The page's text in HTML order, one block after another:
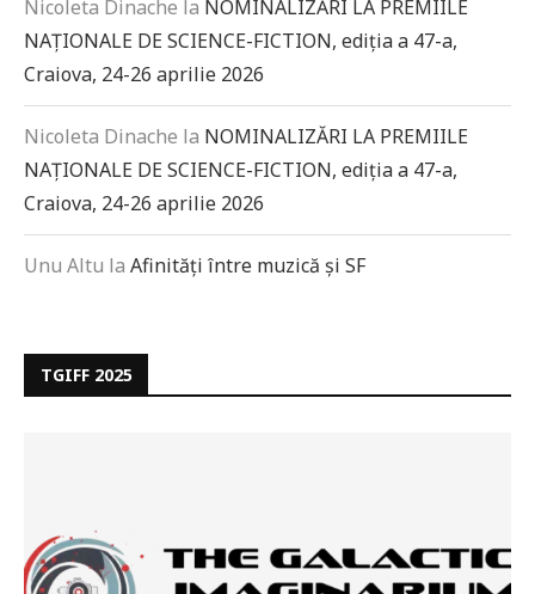
Nicoleta Dinache la NOMINALIZĂRI LA PREMIILE
NAȚIONALE DE SCIENCE-FICTION, ediția a 47-a,
Craiova, 24-26 aprilie 2026
Nicoleta Dinache la NOMINALIZĂRI LA PREMIILE
NAȚIONALE DE SCIENCE-FICTION, ediția a 47-a,
Craiova, 24-26 aprilie 2026
Unu Altu la Afinități între muzică și SF
TGIFF 2025